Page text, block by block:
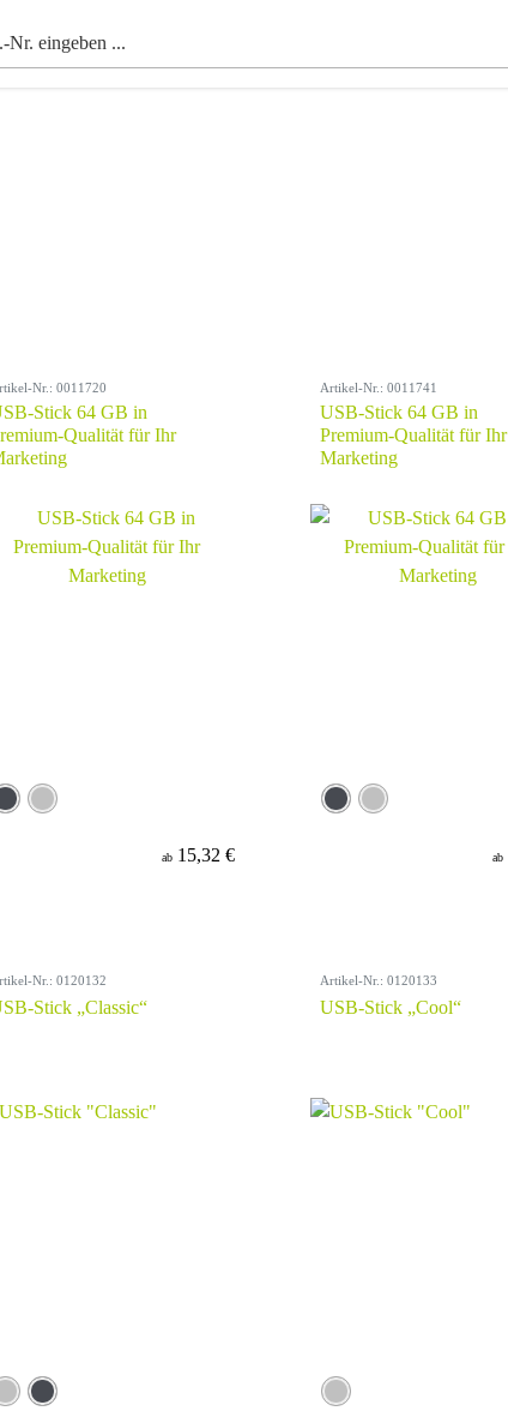
Nr.: 0011720
Stick 64 GB in
Qualität für Ihr
ab 15,32 €
Artikel-Nr.: 0011741
USB-Stick 64 GB in
Premium-Qualität für Ihr
Marketing
ab
Nr.: 0120132
Stick „Classic“
Artikel-Nr.: 0120133
USB-Stick „Cool“